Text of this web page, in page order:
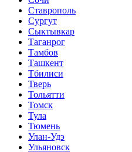
Ставрополь
Сургут
Сыктывкар
Таганрог
Тамбов
Ташкент
Тбилиси
Тверь
Тольятти
Томск
Тула
Тюмень
Улан-Удэ
Ульяновск